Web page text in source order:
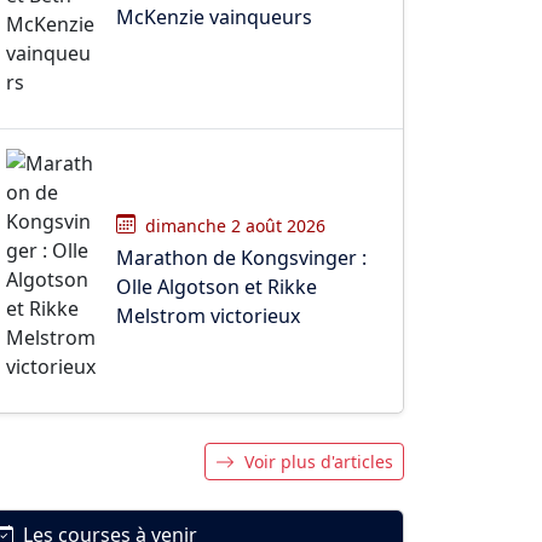
McKenzie vainqueurs
dimanche 2 août 2026
Marathon de Kongsvinger :
Olle Algotson et Rikke
Melstrom victorieux
Voir plus d'articles
Les courses à venir